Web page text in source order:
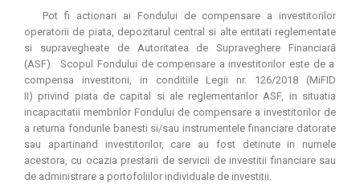
Pot fi actionari ai Fondului de compensare a investitorilor
operatorii de piata, depozitarul central si alte entitati reglementate
si supravegheate de Autoritatea de Supraveghere Financiară
(ASF).
Scopul Fondului de compensare a investitorilor este de a
compensa investitorii, in conditiile Legii nr. 126/2018 (MiFID
II) privind piata de capital si ale reglementarilor ASF, in situatia
incapacitatii membrilor Fondului de compensare a investitorilor de
a returna fondurile banesti si/sau instrumentele financiare datorate
sau apartinand investitorilor, care au fost detinute in numele
acestora, cu ocazia prestarii de servicii de investitii financiare sau
de administrare a portofoliilor individuale de investitii.